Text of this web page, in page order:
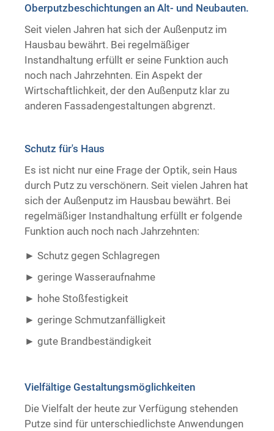
Trockenausbau
Oberputzbeschichtungen an Alt- und Neubauten.
Seit vielen Jahren hat sich der Außenputz im
Hausbau bewährt. Bei regelmäßiger
Instandhaltung erfüllt er seine Funktion auch
noch nach Jahrzehnten. Ein Aspekt der
Wirtschaftlichkeit, der den Außenputz klar zu
anderen Fassadengestaltungen abgrenzt.
Schutz für's Haus
Es ist nicht nur eine Frage der Optik, sein Haus
durch Putz zu verschönern. Seit vielen Jahren hat
sich der Außenputz im Hausbau bewährt. Bei
regelmäßiger Instandhaltung erfüllt er folgende
Funktion auch noch nach Jahrzehnten:
Schutz gegen Schlagregen
geringe Wasseraufnahme
hohe Stoßfestigkeit
geringe Schmutzanfälligkeit
gute Brandbeständigkeit ​ ​
Vielfältige Gestaltungsmöglichkeiten
Die Vielfalt der heute zur Verfügung stehenden
Putze sind für unterschiedlichste Anwendungen